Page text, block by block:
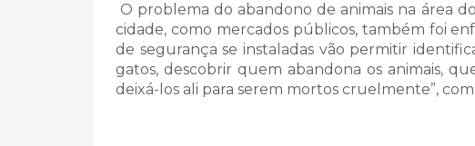
O problema do abandono de animais na área
cidade, como mercados públicos, também foi
de segurança se instaladas vão permitir
gatos, descobrir quem abandona os animais,
deixá-los ali para serem mortos cruelmente”,